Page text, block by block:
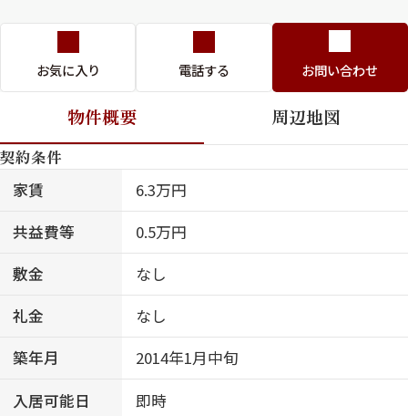
お気に入り 電話する お問い合わせ
物件概要 周辺地図
契約条件
家賃
6.3万円
共益費等
0.5万円
敷金
なし
礼金
なし
築年月
2014年1月中旬
入居可能日
即時